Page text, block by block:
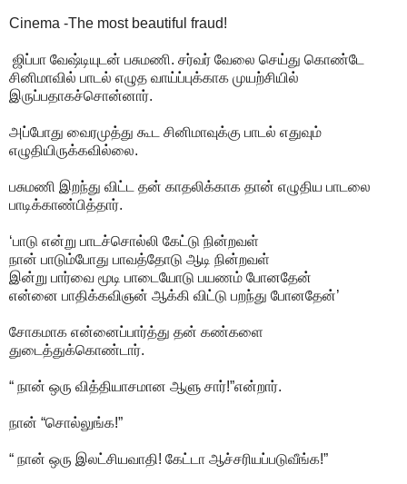
Cinema -The most beautiful fraud!
ஜிப்பா வேஷ்டியுடன் பசுமணி. சர்வர் வேலை செய்து கொண்டே
சினிமாவில் பாடல் எழுத வாய்ப்புக்காக முயற்சியில்
இருப்பதாகச்சொன்னார்.
அப்போது வைரமுத்து கூட சினிமாவுக்கு பாடல் எதுவும்
எழுதியிருக்கவில்லை.
பசுமணி இறந்து விட்ட தன் காதலிக்காக தான் எழுதிய பாடலை
பாடிக்காண்பித்தார்.
‘பாடு என்று பாடச்சொல்லி கேட்டு நின்றவள்
நான் பாடும்போது பாவத்தோடு ஆடி நின்றவள்
இன்று பார்வை மூடி பாடையோடு பயணம் போனதேன்
என்னை பாதிக்கவிஞன் ஆக்கி விட்டு பறந்து போனதேன்’
சோகமாக என்னைப்பார்த்து தன் கண்களை
துடைத்துக்கொண்டார்.
“ நான் ஒரு வித்தியாசமான ஆளு சார்!”என்றார்.
நான் “சொல்லுங்க!”
“ நான் ஒரு இலட்சியவாதி! கேட்டா ஆச்சரியப்படுவீங்க!”